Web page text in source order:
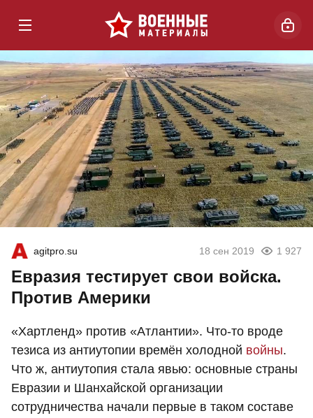
agitpro.su 18 сен 2019 1 927
Евразия тестирует свои войска.
Против Америки
«Хартленд» против «Атлантии». Что-то вроде
тезиса из антиутопии времён холодной войны.
Что ж, антиутопия стала явью: основные страны
Евразии и Шанхайской организации
сотрудничества начали первые в таком составе